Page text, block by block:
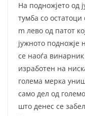
На подножјето од
тумба со
m лево од патот
јужното подножје
се наоѓа
изработен на
голема мерка
само дел од
што денес се